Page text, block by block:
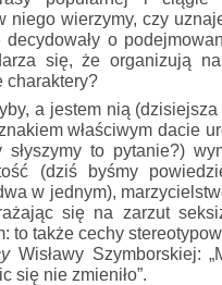
niego wierzymy, czy
decydowały o
się, że organizują
charaktery?
a jestem nią
właściwym dacie
to pytanie?)
(dziś byśmy
w jednym),
się na zarzut
to także cechy
Wisławy Szymborskiej:
się nie zmieniło”.